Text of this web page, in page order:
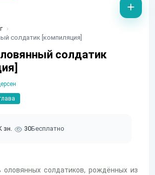
солдатик [компиляция]
солдатик
зн. 30Бесплатно
солдатиков, рождённых из